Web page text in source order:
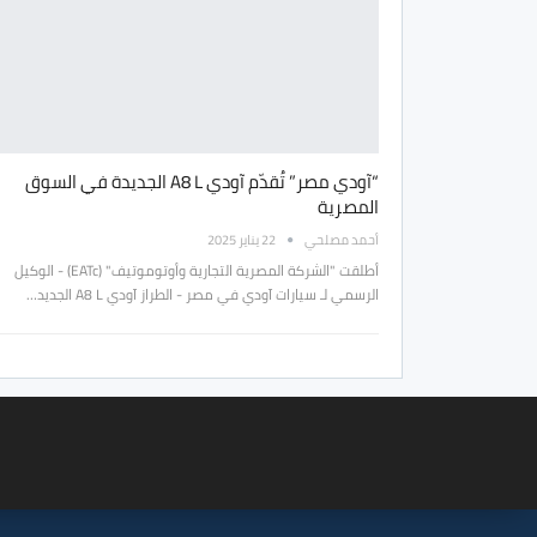
“آودي مصر” تُقدّم آودي A8 L الجديدة في السوق
المصرية
أحمد مصلحي 22 يناير 2025
أطلقت "الشركة المصرية التجارية وأوتوموتيف" (EATc) - الوكيل
الرسمي لـ سيارات آودي في مصر - الطراز آودي A8 L الجديد…